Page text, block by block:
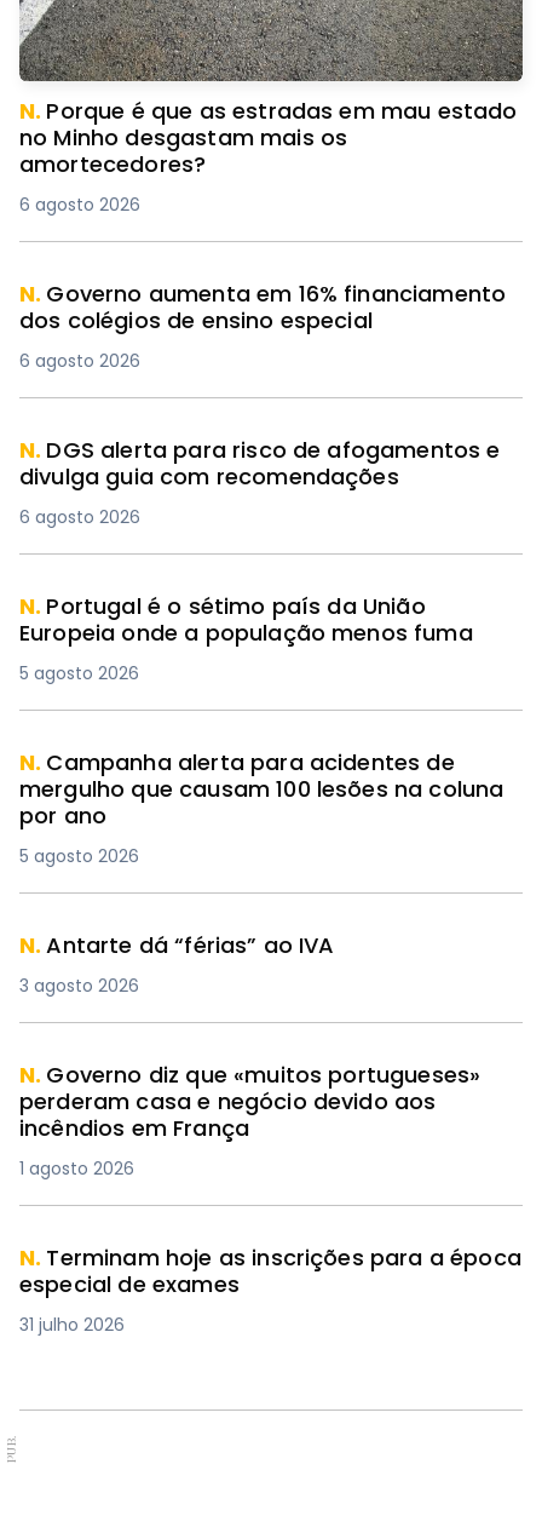
N. Porque é que as estradas em mau estado
no Minho desgastam mais os
amortecedores?
6 agosto 2026
N. Governo aumenta em 16% financiamento
dos colégios de ensino especial
6 agosto 2026
N. DGS alerta para risco de afogamentos e
divulga guia com recomendações
6 agosto 2026
N. Portugal é o sétimo país da União
Europeia onde a população menos fuma
5 agosto 2026
N. Campanha alerta para acidentes de
mergulho que causam 100 lesões na coluna
por ano
5 agosto 2026
N.Antarte dá “férias” ao IVA
3 agosto 2026
N. Governo diz que «muitos portugueses»
perderam casa e negócio devido aos
incêndios em França
1 agosto 2026
N. Terminam hoje as inscrições para a época
especial de exames
31 julho 2026
PUB.